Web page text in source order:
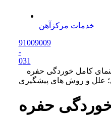
خدمات مرکزآهن
91009009
-
031
کامل خوردگی حفره
علل و روش های پیشگیری
حفره